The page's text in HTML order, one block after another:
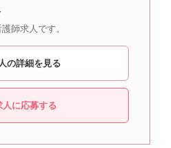
師求人です。
の詳細を見る
人に応募する